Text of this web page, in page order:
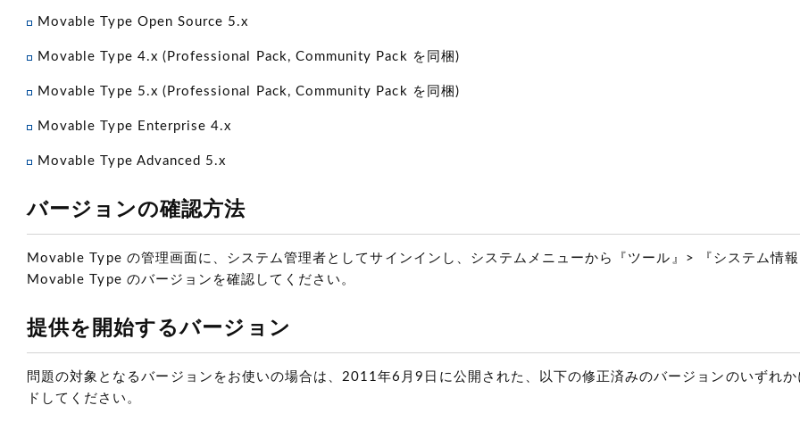
Movable Type Open Source 5.x
Movable Type 4.x (Professional Pack, Community Pack を同梱)
Movable Type 5.x (Professional Pack, Community Pack を同梱)
Movable Type Enterprise 4.x
Movable Type Advanced 5.x
バージョンの確認方法
Movable Type の管理画面に、システム管理者としてサインインし、システムメニューから『ツール』> 『システム情報
Movable Type のバージョンを確認してください。
提供を開始するバージョン
問題の対象となるバージョンをお使いの場合は、2011年6月9日に公開された、以下の修正済みのバージョンのいずれか
ドしてください。